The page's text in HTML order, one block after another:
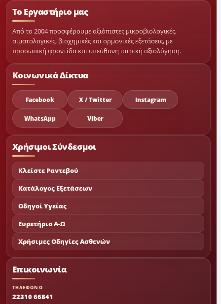
Το Εργαστήριο μας
Από το 2004 προσφέρουμε αξιόπιστες μικροβιολογικές,
αιματολογικές, βιοχημικές και ορμονικές εξετάσεις, με
προσωπική φροντίδα και υπεύθυνη ιατρική αξιολόγηση.
Κοινωνικά Δίκτυα
Facebook X / Twitter Instagram
WhatsApp Viber
Χρήσιμοι Σύνδεσμοι
Κλείστε Ραντεβού
Κατάλογος Εξετάσεων
Οδηγοί Υγείας
Ευρετήριο Α-Ω
Χρήσιμες Οδηγίες Ασθενών
Επικοινωνία
ΤΗΛΕΦΩΝΟ
22310 66841